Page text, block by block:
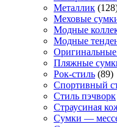
Металлик
Меховые
Модные
Модные
Пляжные
Рок-стиль (89)
Спортивный
Стиль пэчворк
Страусиная
Сумки —